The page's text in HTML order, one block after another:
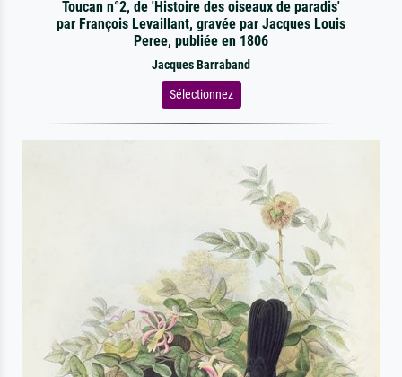
Toucan n°2, de 'Histoire des oiseaux de paradis'
par François Levaillant, gravée par Jacques Louis
Peree, publiée en 1806
Jacques Barraband
Sélectionnez